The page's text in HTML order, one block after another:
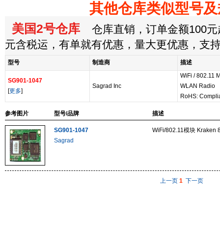
其他仓库类似型号
美国2号仓库 仓库直销，订单金额100元
元含税运，有单就有优惠，量大更优惠，支
型号 制造商 描述
SG901-1047
[更多]
Sagrad Inc
WiFi / 802.11
WLAN Radio
RoHS:
参考图片 型号/品牌 描述
SG901-1047
Sagrad
WiFi/802.11模块 Kraken
上一页 1 下一页